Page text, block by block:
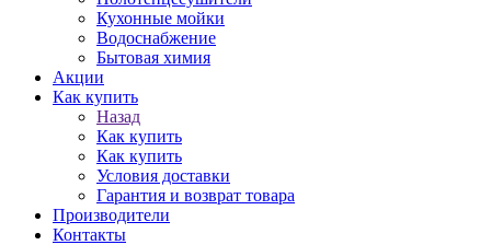
Кухонные мойки
Водоснабжение
Бытовая химия
Акции
Как купить
Назад
Как купить
Как купить
Условия доставки
Гарантия и возврат товара
Производители
Контакты